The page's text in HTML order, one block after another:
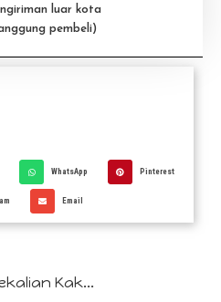
luar kota
pembeli)
WhatsApp Pinterest
Email
Kak...